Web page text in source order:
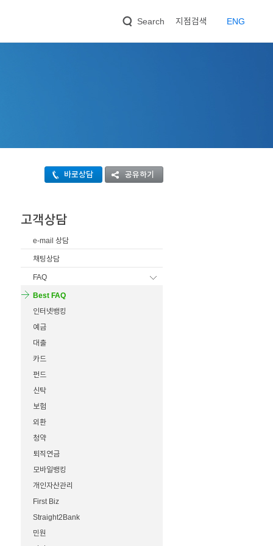
Search 지점검색 ENG
바로상담 공유하기
고객상담
e-mail 상담
채팅상담
FAQ
Best FAQ
인터넷뱅킹
예금
대출
카드
펀드
신탁
보험
외환
청약
퇴직연금
모바일뱅킹
개인자산관리
First Biz
Straight2Bank
민원